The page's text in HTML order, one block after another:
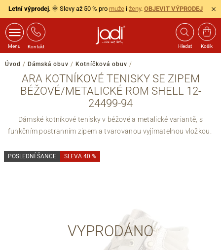
Letní výprodej. 🌞 Slevy až 50 % pro muže i ženy. OBJEVIT VÝPRODEJ
Menu Kontakt Hledat Košík
Úvod / Dámská obuv / Kotníčková obuv /
ARA KOTNÍKOVÉ TENISKY SE ZIPEM
BÉŽOVÉ/METALICKÉ ROM SHELL 12-
24499-94
Dámské kotníkové tenisky v béžové a metalické variantě, s
funkčním postranním zipem a tvarovanou vyjímatelnou vložkou.
VYPRODÁNO
POSLEDNÍ ŠANCE SLEVA 40 %